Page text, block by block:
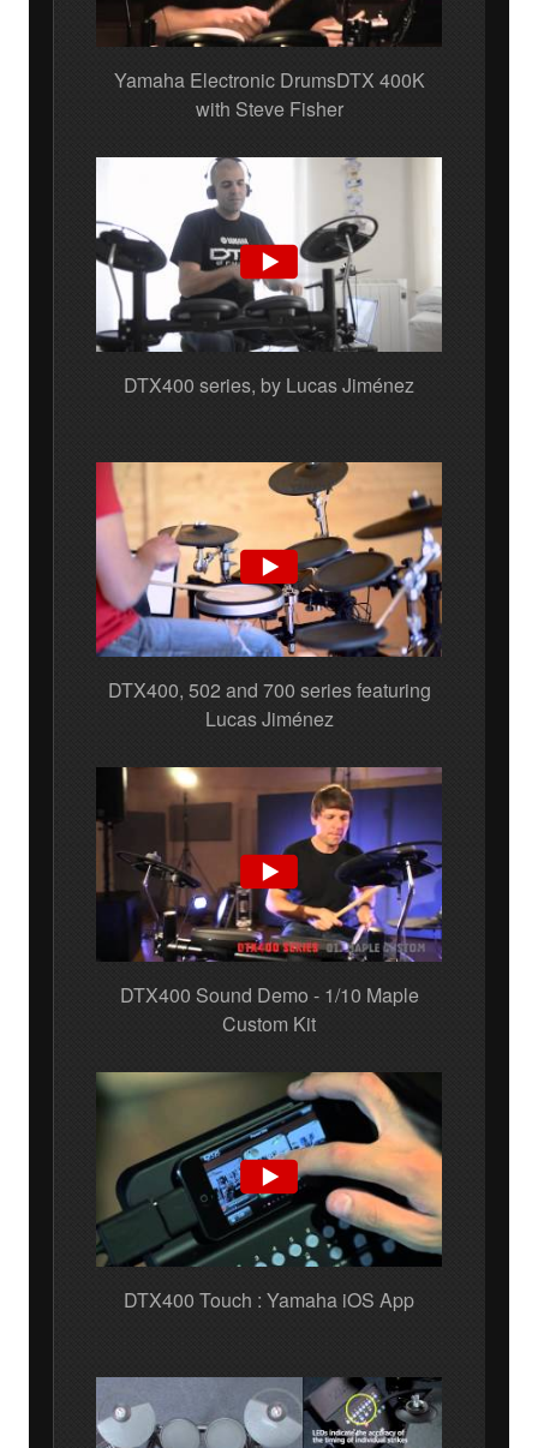
Yamaha Electronic DrumsDTX 400K
with Steve Fisher
DTX400 series, by Lucas Jiménez
DTX400, 502 and 700 series featuring
Lucas Jiménez
DTX400 Sound Demo - 1/10 Maple
Custom Kit
DTX400 Touch : Yamaha iOS App